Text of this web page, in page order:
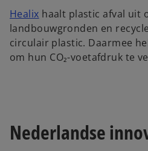
Healixo
p
e
n
n
e
haalt plastic afval uit
landbouwgronden en
circulair plastic. Daarmee
om hun CO₂-voetafdruk te
Nederlandse